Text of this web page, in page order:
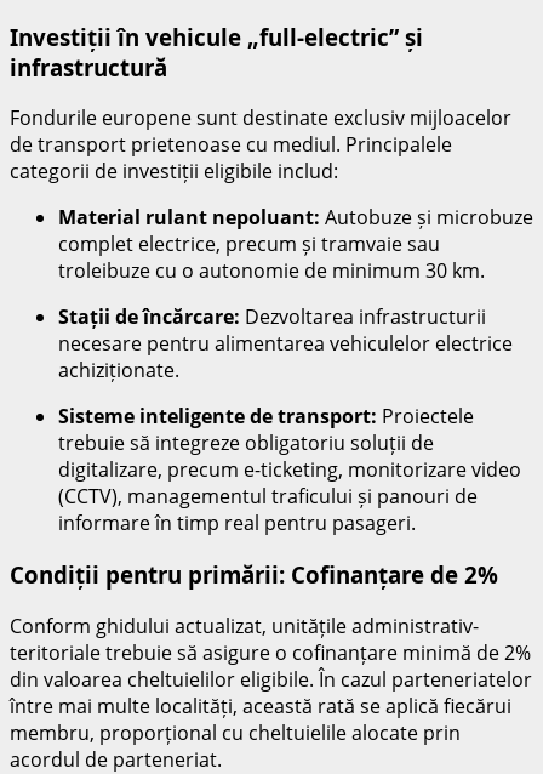
Investiții în vehicule „full-electric” și
infrastructură
Fondurile europene sunt destinate exclusiv mijloacelor
de transport prietenoase cu mediul. Principalele
categorii de investiții eligibile includ:
Material rulant nepoluant: Autobuze și microbuze
complet electrice, precum și tramvaie sau
troleibuze cu o autonomie de minimum 30 km.
Stații de încărcare: Dezvoltarea infrastructurii
necesare pentru alimentarea vehiculelor electrice
achiziționate.
Sisteme inteligente de transport: Proiectele
trebuie să integreze obligatoriu soluții de
digitalizare, precum e-ticketing, monitorizare video
(CCTV), managementul traficului și panouri de
informare în timp real pentru pasageri.
Condiții pentru primării: Cofinanțare de 2%
Conform ghidului actualizat, unitățile administrativ-
teritoriale trebuie să asigure o cofinanțare minimă de 2%
din valoarea cheltuielilor eligibile. În cazul parteneriatelor
între mai multe localități, această rată se aplică fiecărui
membru, proporțional cu cheltuielile alocate prin
acordul de parteneriat.